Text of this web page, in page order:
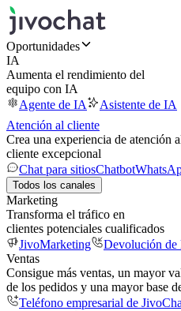
Oportunidades
IA
Aumenta el rendimiento del
equipo con IA
Agente de IA
Asistente de IA
Atención al cliente
Crea una experiencia de atención
cliente excepcional
Chat para sitiosChatbot
Todos los canales
Marketing
Transforma el tráfico en
clientes potenciales cualificados
JivoMarketing
Devolución de
Ventas
Consigue más ventas, un mayor
de los pedidos y una mayor base
Teléfono empresarial de